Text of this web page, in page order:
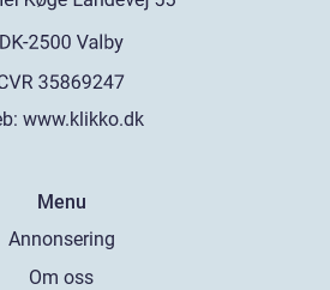
www.klikko.dk
Menu
Annonsering
Om oss